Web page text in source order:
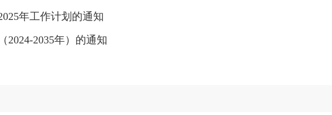
年工作计划的通知
2024-2035年）的通知